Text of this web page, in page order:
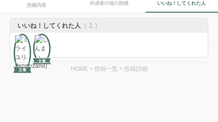
投稿内容 作成者の他の投稿 いいね！してくれた人
いいね！してくれた人 （ 2 ）
文筆
文筆
HOME > 投稿一覧 > 投稿詳細